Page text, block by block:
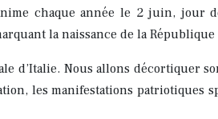
chaque année le 2 juin, jour
la naissance de la
d’Italie. Nous allons décortiquer
les manifestations